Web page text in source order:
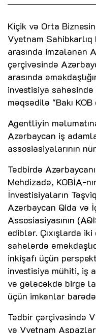
Kiçik və Orta
Vyetnam
arasında imzalanan
çərçivəsində
arasında
investisiya
məqsədilə "Bakı
Agentliyin
Azərbaycan iş
assosiasiyalarının
Tədbirdə
Mehdizadə, KOBİA-
İnvestisiyaların
Azərbaycan Qida və
Assosiasiyasının
ediblər. Çıxışlarda
sahələrdə
inkişafı üçün
investisiya mühiti, iş
və gələcəkdə birgə
üçün imkanlar
Tədbir çərçivəsində
və Vyetnam